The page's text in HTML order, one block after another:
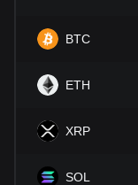
レートに間接的に
は法定通貨に対す
が高まり、価格が
そして拡張ソリュ
のような暗号資産
BTC
ETH
XRP
SOL